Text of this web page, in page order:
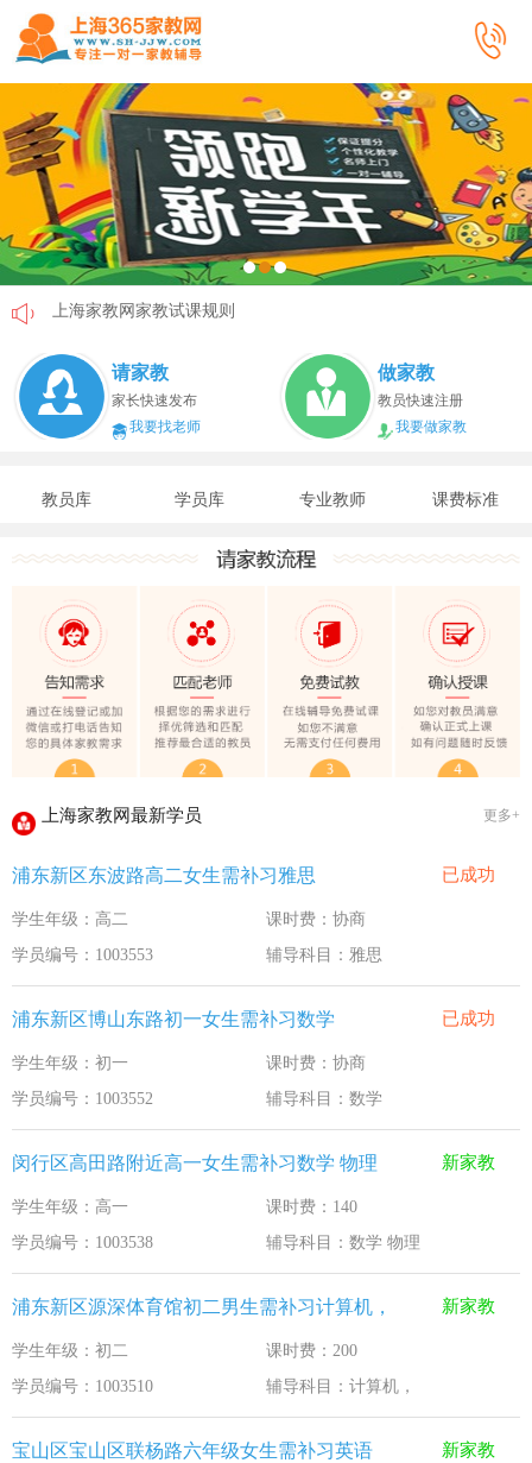
上海家教网家教试课规则
上海家教网免责声明
教员首次给家长打电话注意事项
上海家教网教员首次上门试教注意事项
上海家教网女生家教安全必读！
上海家教网大学生做家教安全须知！
上海家教网家教试课规则 2020-1-18
上海家教网免责声明 2016-11-15
教员首次给家长打电话注意事项 2016-11-15
上海家教网教员首次上门试教注意事项 2016-11-15
上海家教网注册协议 2016-11-15
上海家教网大学生做家教安全须知！
全国教师管理信息系统明年启用
请家教
家长快速发布
我要找老师
做家教
教员快速注册
我要做家教
教员库 学员库 专业教师 课费标准
上海家教网最新学员 更多+
浦东新区东波路高二女生需补习雅思 已成功
学生年级：高二
课时费：协商
学员编号：1003553
辅导科目：雅思
浦东新区博山东路初一女生需补习数学 已成功
学生年级：初一
课时费：协商
学员编号：1003552
辅导科目：数学
闵行区高田路附近高一女生需补习数学 物理 新家教
学生年级：高一
课时费：140
学员编号：1003538
辅导科目：数学 物理
浦东新区源深体育馆初二男生需补习计算机， 新家教
学生年级：初二
课时费：200
学员编号：1003510
辅导科目：计算机，
宝山区宝山区联杨路六年级女生需补习英语 新家教